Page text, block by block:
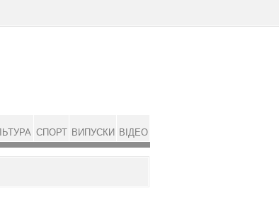
СПОРТ ВИПУСКИ ВІДЕО